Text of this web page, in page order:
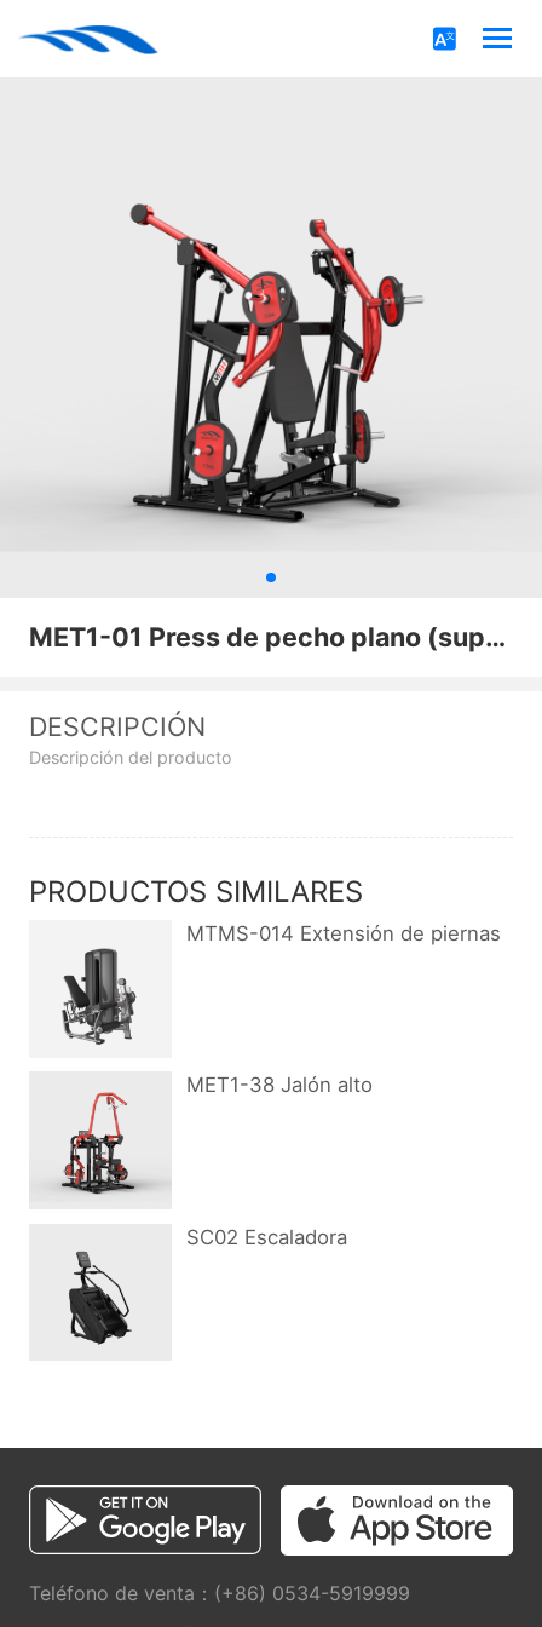
MET1-01 Press de pecho plano (super)
DESCRIPCIÓN
Descripción del producto
PRODUCTOS SIMILARES
MTMS-014 Extensión de piernas
MET1-38 Jalón alto
SC02 Escaladora
Teléfono de venta：(+86) 0534-5919999